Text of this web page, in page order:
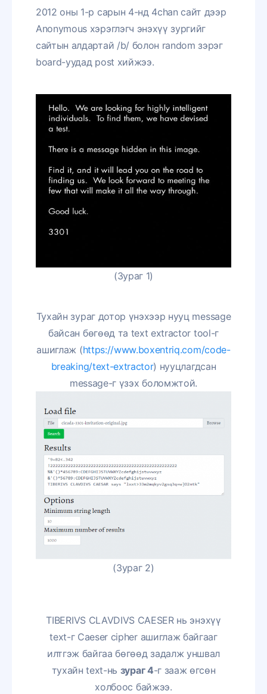
2012 оны 1-р сарын 4-нд 4chan сайт дээр
Anonymous хэрэглэгч энэхүү зургийг
сайтын алдартай /b/ болон random зэрэг
board-уудад post хийжээ.
(Зураг 1)
Тухайн зураг дотор үнэхээр нууц message
байсан бөгөөд та text extractor tool-г
ашиглаж (https://www.boxentriq.com/code-
breaking/text-extractor) нууцлагдсан
message-г үзэх боломжтой.
(Зураг 2)
TIBERIVS CLAVDIVS CAESER нь энэхүү
text-г Caeser cipher ашиглаж байгааг
илтгэж байгаа бөгөөд задалж уншвал
тухайн text-нь зураг 4-г зааж өгсөн
холбоос байжээ.